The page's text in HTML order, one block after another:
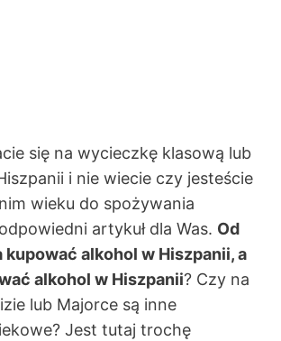
się na wycieczkę klasową lub
i nie wiecie czy jesteście
wieku do spożywania
artykuł dla Was. Od
kupować alkohol w Hiszpanii, a
alkohol w Hiszpanii? Czy na
lub Majorce są inne
Jest tutaj trochę